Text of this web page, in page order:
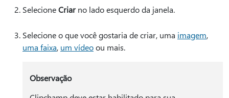
SelecioneCriarno lado esquerdo da janela.
Selecione o que você gostaria de criar, uma imagem,
uma faixa, um vídeoou mais.
Observação